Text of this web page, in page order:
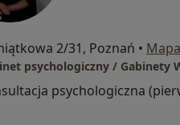
2/31, Poznań • Mapa
psychologiczny / Gabinety